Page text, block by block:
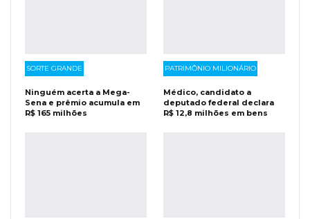
SORTE GRANDE
Ninguém acerta a Mega-
Sena e prêmio acumula em
R$ 165 milhões
PATRIMÔNIO MILIONÁRIO
Médico, candidato a
deputado federal declara
R$ 12,8 milhões em bens